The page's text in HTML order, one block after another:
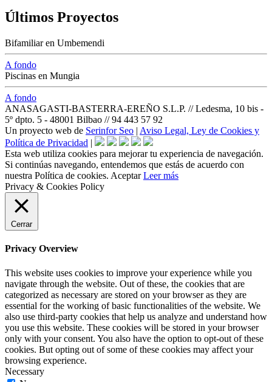
Últimos Proyectos
Bifamiliar en Umbemendi
A fondo
Piscinas en Mungia
A fondo
ANASAGASTI-BASTERRA-EREÑO S.L.P. // Ledesma, 10 bis -
5º dpto. 5 - 48001 Bilbao // 94 443 57 92
Un proyecto web de Serinfor Seo | Aviso Legal, Ley de Cookies y
Política de Privacidad |
Esta web utiliza cookies para mejorar tu experiencia de navegación.
Si continúas navegando, entendemos que estás de acuerdo con
nuestra Política de cookies. Aceptar Leer más
Privacy & Cookies Policy
Cerrar
Privacy Overview
This website uses cookies to improve your experience while you
navigate through the website. Out of these, the cookies that are
categorized as necessary are stored on your browser as they are
essential for the working of basic functionalities of the website. We
also use third-party cookies that help us analyze and understand how
you use this website. These cookies will be stored in your browser
only with your consent. You also have the option to opt-out of these
cookies. But opting out of some of these cookies may affect your
browsing experience.
Necessary